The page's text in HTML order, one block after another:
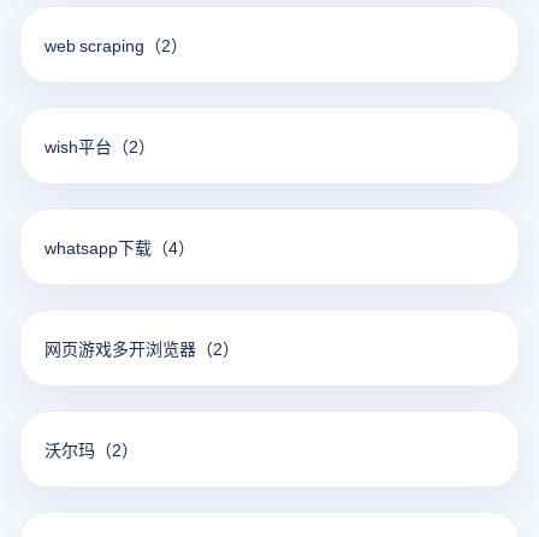
web scraping （2）
wish平台 （2）
whatsapp下载 （4）
网页游戏多开浏览器 （2）
沃尔玛 （2）